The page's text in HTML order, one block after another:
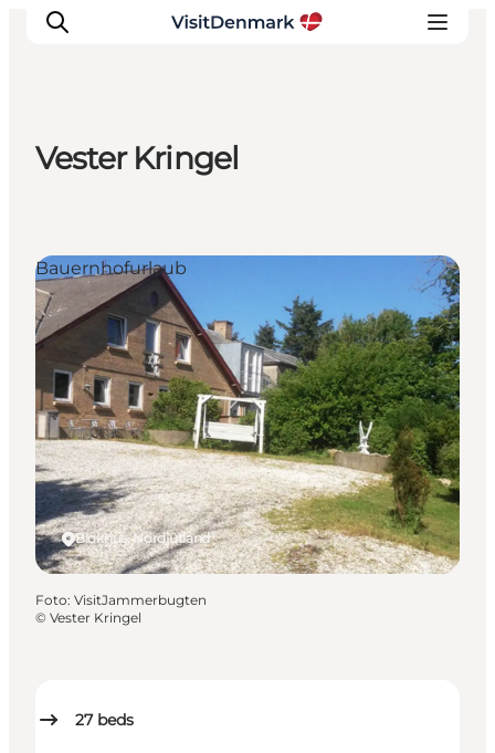
Erlebnisse
Unterkünfte
Reiseplanung
Vester Kringel
27 beds
Blokhus, Nordjütland
Bauernhofurlaub
Foto: VisitJammerbugten
© Vester Kringel